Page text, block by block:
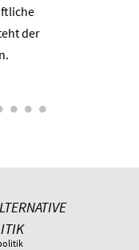
der